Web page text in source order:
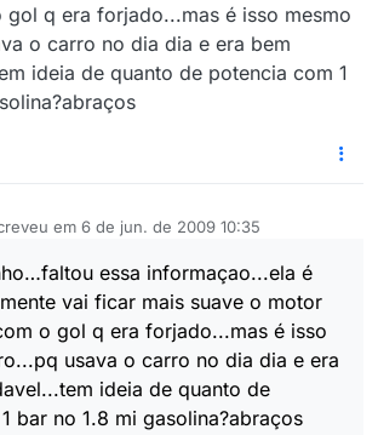
q era forjado...mas é isso mesmo
o carro no dia dia e era bem
ideia de quanto de potencia com 1
em 6 de jun. de 2009 10:35
edição por
essa informaçao...ela é
vai ficar mais suave o motor
o gol q era forjado...mas é isso
usava o carro no dia dia e era
ideia de quanto de
bar no 1.8 mi gasolina?abraços